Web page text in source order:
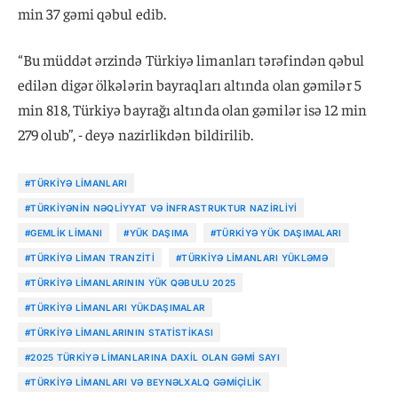
min 37 gəmi qəbul edib.
“Bu müddət ərzində Türkiyə limanları tərəfindən qəbul
edilən digər ölkələrin bayraqları altında olan gəmilər 5
min 818, Türkiyə bayrağı altında olan gəmilər isə 12 min
279 olub”, - deyə nazirlikdən bildirilib.
#TÜRKIYƏ LIMANLARI
#TÜRKIYƏNIN NƏQLIYYAT VƏ İNFRASTRUKTUR NAZIRLIYI
#GEMLIK LIMANI #YÜK DAŞIMA #TÜRKIYƏ YÜK DAŞIMALARI
#TÜRKIYƏ LIMAN TRANZITI #TÜRKIYƏ LIMANLARI YÜKLƏMƏ
#TÜRKIYƏ LIMANLARININ YÜK QƏBULU 2025
#TÜRKIYƏ LIMANLARI YÜKDAŞIMALAR
#TÜRKIYƏ LIMANLARININ STATISTIKASI
#2025 TÜRKIYƏ LIMANLARINA DAXIL OLAN GƏMI SAYI
#TÜRKIYƏ LIMANLARI VƏ BEYNƏLXALQ GƏMIÇILIK